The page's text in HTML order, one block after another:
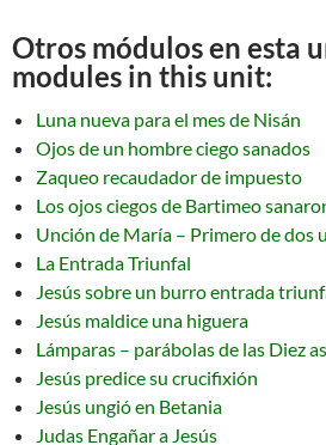
Otros módulos en esta
modules in this unit:
Luna nueva para el mes de Nisán
Ojos de un hombre ciego sanados
Zaqueo recaudador de impuesto
Los ojos ciegos de Bartimeo
Unción de María – Primero de dos
La Entrada Triunfal
Jesús sobre un burro entrada
Jesús maldice una higuera
Lámparas – parábolas de las Diez
Jesús predice su crucifixión
Jesús ungió en Betania
Judas Engañar a Jesús